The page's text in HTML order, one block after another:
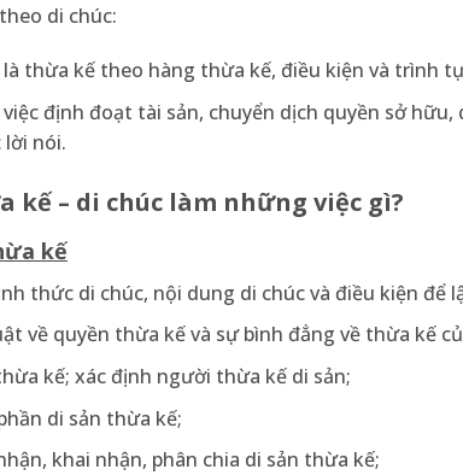
di chúc:
thừa kế theo hàng thừa kế, điều kiện và trình
định đoạt tài sản, chuyển dịch quyền sở
lời nói.
kế – di chúc làm những việc gì?
kế
thức di chúc, nội dung di chúc và điều kiện để
về quyền thừa kế và sự bình đẳng về thừa kế
kế; xác định người thừa kế di sản;
di sản thừa kế;
khai nhận, phân chia di sản thừa kế;